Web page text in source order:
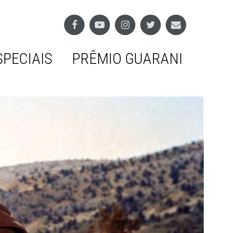
PRÊMIO GUARANI